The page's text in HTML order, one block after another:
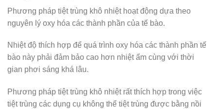
Phương pháp tiệt trùng khô nhiệt hoạt động dựa theo
nguyên lý oxy hóa các thành phần của tế bào.
Nhiệt độ thích hợp để quá trình oxy hóa các thành phần tế
bào này phải đảm bảo cao hơn nhiệt ẩm cùng với thời
gian phơi sáng khá lâu.
Phương pháp tiệt trùng khô nhiệt rất thích hợp trong việc
tiệt trùng các dụng cụ không thể tiệt trùng được bằng nồi